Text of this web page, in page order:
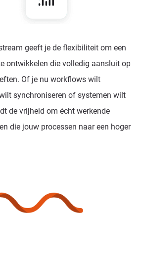
geeft je de flexibiliteit om een
ontwikkelen die volledig aansluit op
Of je nu workflows wilt
synchroniseren of systemen wilt
de vrijheid om écht werkende
die jouw processen naar een hoger